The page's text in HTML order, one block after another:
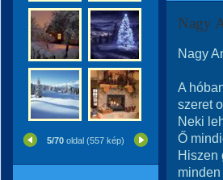
5/70 oldal (557 kép)
Nagy
Nagy
A
szeret
Neki
Ő
Hiszen